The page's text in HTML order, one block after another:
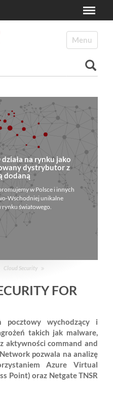
Toggle
na rynku jako
dystrybutor z
dodaną
w Polsce i innych
Wschodniej unikalne
światowego.
Cloud Security
FOR
pocztowy wychodzący i
takich jak malware,
aktywności command and
pozwala na analizę
Azure Virtual
Point) oraz Netgate TNSR